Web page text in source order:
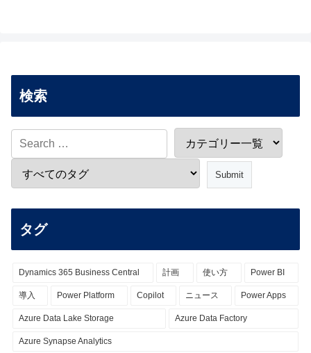
検索
タグ
Dynamics 365 Business Central 計画 使い方 Power BI
導入 Power Platform Copilot ニュース Power Apps
Azure Data Lake Storage Azure Data Factory
Azure Synapse Analytics